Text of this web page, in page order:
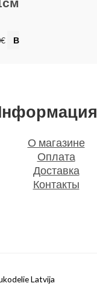
€
В
О магазине
Оплата
Доставка
Контакты
Latvija